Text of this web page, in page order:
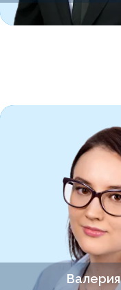
Специализируется в
договорного,
права и охраны труда.
интересы клиентов в
разбирательствах при
конфликтах и
опыт правового
производственных
компаний и стартап-